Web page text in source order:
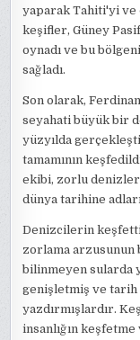
yaparak Tahiti'yi ve
keşifler, Güney
oynadı ve bu
sağladı.
Son olarak,
seyahati büyük bir
yüzyılda
tamamının
ekibi, zorlu
dünya tarihine
Denizcilerin
zorlama arzusunun
bilinmeyen sularda
genişletmiş ve tarih
yazdırmışlardır.
insanlığın